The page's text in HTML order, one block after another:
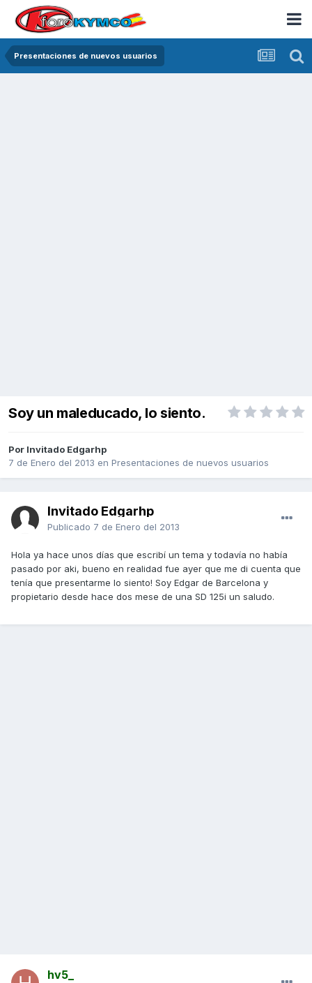
Presentaciones de nuevos usuarios
Soy un maleducado, lo siento.
Por Invitado Edgarhp
7 de Enero del 2013 en Presentaciones de nuevos usuarios
Invitado Edgarhp
Publicado 7 de Enero del 2013
Hola ya hace unos días que escribí un tema y todavía no había
pasado por aki, bueno en realidad fue ayer que me di cuenta que
tenía que presentarme lo siento! Soy Edgar de Barcelona y
propietario desde hace dos mese de una SD 125i un saludo.
hv5_